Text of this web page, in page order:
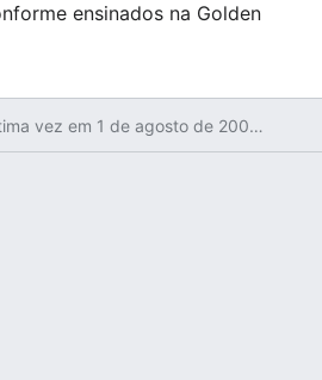
ensinados na Golden
Modificado pela última vez em 1 de agosto de 2008 às 18h38min